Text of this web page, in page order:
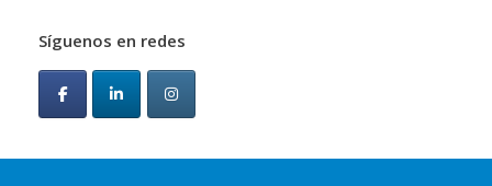
Síguenos en redes